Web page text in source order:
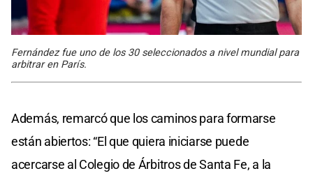
Fernández fue uno de los 30 seleccionados a nivel mundial para
arbitrar en París.
Además, remarcó que los caminos para formarse
están abiertos: “El que quiera iniciarse puede
acercarse al Colegio de Árbitros de Santa Fe, a la